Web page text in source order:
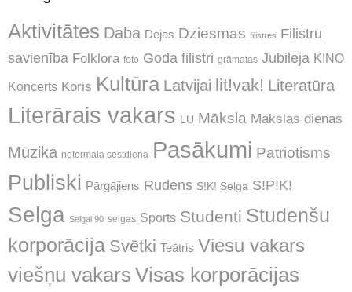
Aktivitātes Daba Dejas Dziesmas filistres Filistru
savienība Folklora foto Goda filistri grāmatas Jubileja KINO
Koncerts Koris Kultūra Latvijai lit!vak! Literatūra
Literārais vakars LU Māksla Mākslas dienas
Mūzika neformālā sestdiena Pasākumi Patriotisms
Publiski Pārgājiens Rudens S!K! Selga S!P!K!
Selga Selgai 90 selgas Sports Studenti Studenšu
korporācija Svētki Teātris Viesu vakars
viešņu vakars Visas korporācijas